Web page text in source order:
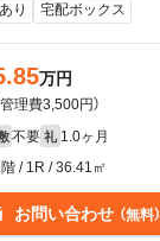
り 宅配ボックス
万円
管理費3,500円）
不要 礼 1.0ヶ月
/ 1R / 36.41㎡
お問い合わせ （無料）